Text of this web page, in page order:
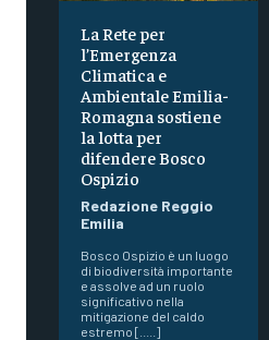
La Rete per
l’Emergenza
Climatica e
Ambientale Emilia-
Romagna sostiene
la lotta per
difendere Bosco
Ospizio
Redazione Reggio
Emilia
Bosco Ospizio è un luogo
di biodiversità importante
e assolve ad un ruolo
significativo nella
mitigazione del caldo
estremo [.....]